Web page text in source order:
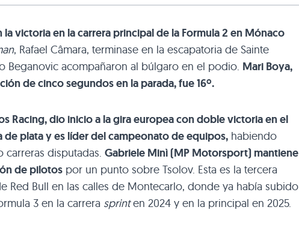
victoria en la carrera principal de la Formula 2 en Mónaco
, Rafael Câmara, terminase en la escapatoria de Sainte
Beganovic acompañaron al búlgaro en el podio. Mari Boya,
de cinco segundos en la parada, fue 16º.
Racing, dio inicio a la gira europea con doble victoria en el
de plata y es líder del campeonato de equipos, habiendo
disputadas. Gabriele Minì (MP Motorsport) mantiene
de pilotos por un punto sobre Tsolov. Esta es la tercera
Red Bull en las calles de Montecarlo, donde ya había subido
3 en la carrera sprinten 2024 y en la principal en 2025.